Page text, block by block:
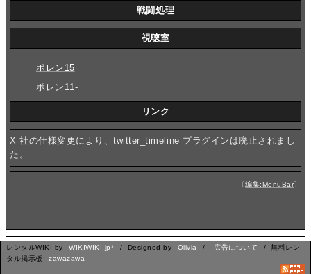
戦闘処理
視聴室
ポレン15
ポレン11-
リンク
X 社の仕様変更により、twitter_timeline プラグインは廃止されまし
た。
〔編集:MenuBar〕
レンタルWIKI by WIKIWIKI.jp* / Designed by Olivia / 広告について
/ 無料レン
タル掲示板
zawazawa